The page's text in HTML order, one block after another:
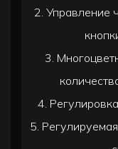
2. Управление
3.
4.
5.